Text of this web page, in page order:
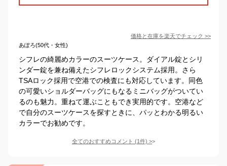
価格と在庫を楽天でチェック >>
あぽろ(50代・女性)
シフレの綺麗めカラーのスーツケース。ダイアル錠とシリ
ンダー錠を兼ね備えたシフレロックシステム採用。さら
TSAロック採用で空港での検査にも対応しています。同色
の可愛いショルダーバッグにもなるミニバッグがついてい
るのも魅力。重ねて運ぶこともでき実用的です。空港など
で自分のスーツケースを探すときに、パッとわかる明るい
カラーでお勧めです。
全てのおすすめコメント (1件) >